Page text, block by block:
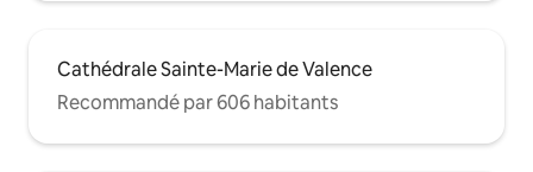
Cathédrale Sainte-Marie de Valence
Recommandé par 606 habitants